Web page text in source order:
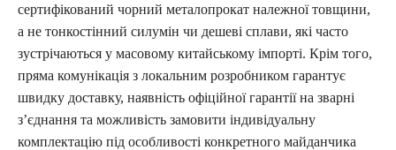
сертифікований чорний металопрокат належної товщини,
а не тонкостінний силумін чи дешеві сплави, які часто
зустрічаються у масовому китайському імпорті. Крім того,
пряма комунікація з локальним розробником гарантує
швидку доставку, наявність офіційної гарантії на зварні
з’єднання та можливість замовити індивідуальну
комплектацію під особливості конкретного майданчика